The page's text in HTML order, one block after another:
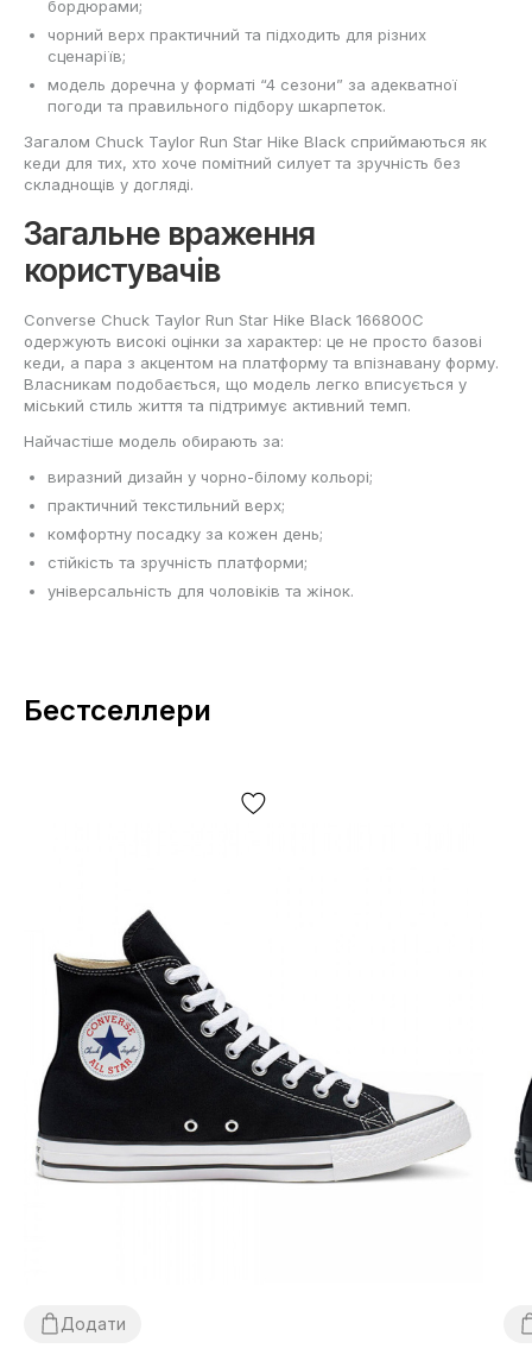
бордюрами;
чорний верх практичний та підходить для різних
сценаріїв;
модель доречна у форматі “4 сезони” за адекватної
погоди та правильного підбору шкарпеток.
Загалом Chuck Taylor Run Star Hike Black сприймаються як
кеди для тих, хто хоче помітний силует та зручність без
складнощів у догляді.
Загальне враження
користувачів
Converse Chuck Taylor Run Star Hike Black 166800C
одержують високі оцінки за характер: це не просто базові
кеди, а пара з акцентом на платформу та впізнавану форму.
Власникам подобається, що модель легко вписується у
міський стиль життя та підтримує активний темп.
Найчастіше модель обирають за:
виразний дизайн у чорно-білому кольорі;
практичний текстильний верх;
комфортну посадку за кожен день;
стійкість та зручність платформи;
універсальність для чоловіків та жінок.
Бестселлери
Додати